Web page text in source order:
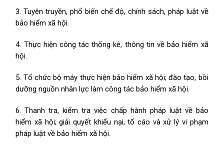
3. Tuyên truyền, phổ biến chế độ, chính sách, pháp luật về
bảo hiểm xã hội.
4. Thực hiện công tác thống kê, thông tin về bảo hiểm xã
hội.
5. Tổ chức bộ máy thực hiện bảo hiểm xã hội; đào tạo, bồi
dưỡng nguồn nhân lực làm công tác bảo hiểm xã hội.
6. Thanh tra, kiểm tra việc chấp hành pháp luật về bảo
hiểm xã hội; giải quyết khiếu nại, tố cáo và xử lý vi phạm
pháp luật về bảo hiểm xã hội.